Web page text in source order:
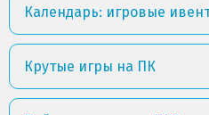
Календарь: игровые
Крутые игры на ПК